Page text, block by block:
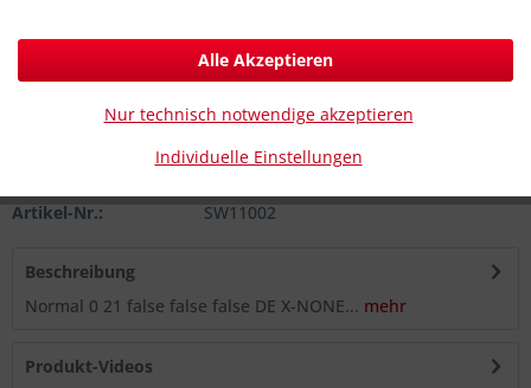
Sofort versandfertig, Lieferzeit ca. 1-3 Werktage
Artikel-Nr.: SW11002
Beschreibung
Normal 0 21 false false false DE X-NONE... mehr
Produkt-Videos
Individuelle Einstellungen
Nur technisch notwendige akzeptieren
Alle Akzeptieren